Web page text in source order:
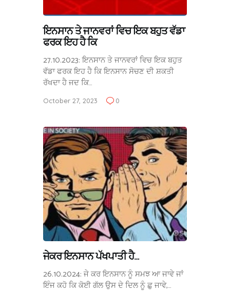
ਇਨਸਾਨ ਤੇ ਜਾਨਵਰਾਂ ਵਿਚ ਇਕ ਬਹੁਤ ਵੱਡਾ
ਫਰਕ ਇਹ ਹੈ ਕਿ
27.10.2023: ਇਨਸਾਨ ਤੇ ਜਾਨਵਰਾਂ ਵਿਚ ਇਕ ਬਹੁਤ
ਵੱਡਾ ਫਰਕ ਇਹ ਹੈ ਕਿ ਇਨਸਾਨ ਸੋਚਣ ਦੀ ਸ਼ਕਤੀ
ਰੱਖਦਾ ਹੈ ਜਦ ਕਿ…
October 27, 2023 0
ਜੇਕਰ ਇਨਸਾਨ ਪੱਖਪਾਤੀ ਹੈ…
26.10.2024: ਜੇ ਕਰ ਇਨਸਾਨ ਨੂੰ ਸਮਝ ਆ ਜਾਵੇ ਜਾਂ
ਇੰਜ ਕਹੋ ਕਿ ਕੋਈ ਗੱਲ ਉਸ ਦੇ ਦਿਲ ਨੂੰ ਛੁ ਜਾਵੇ,…